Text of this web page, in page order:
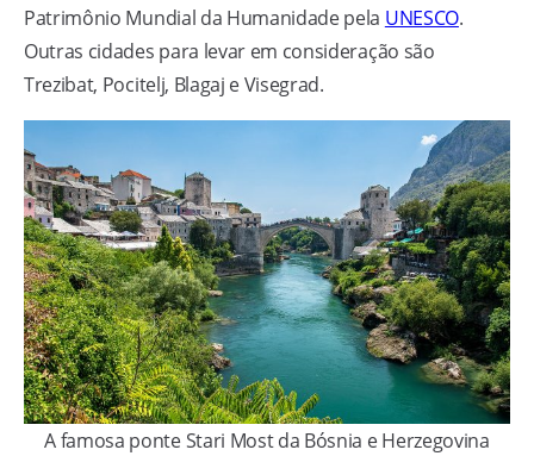
Patrimônio Mundial da Humanidade pela UNESCO.
Outras cidades para levar em consideração são
Trezibat, Pocitelj, Blagaj e Visegrad.
A famosa ponte Stari Most da Bósnia e Herzegovina